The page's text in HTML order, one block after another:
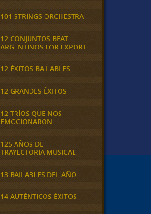
101 STRINGS ORCHESTRA
12 CONJUNTOS BEAT
ARGENTINOS FOR EXPORT
12 ÉXITOS BAILABLES
12 GRANDES ÉXITOS
12 TRÍOS QUE NOS
EMOCIONARON
125 AÑOS DE
TRAYECTORIA MUSICAL
13 BAILABLES DEL AÑO
14 AUTÉNTICOS ÉXITOS